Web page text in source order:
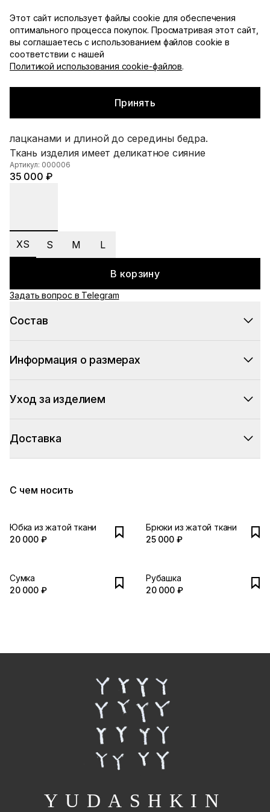
Москве
YDSHKN
Каталог
Приталенный жакет
лацканами и длиной до середины бедра.
Ткань изделия имеет деликатное сияние
Артикул: 000006
35 000 ₽
XS S M L
В корзину
Задать вопрос в Telegram
Состав
Информация о размерах
Уход за изделием
Доставка
С чем носить
Юбка из жатой ткани
20 000 ₽
Брюки из жатой ткани
25 000 ₽
Сумка
20 000 ₽
Рубашка
20 000 ₽
YUDASHKIN
Этот сайт использует файлы cookie для обеспечения
оптимального процесса покупок. Просматривая этот сайт,
вы соглашаетесь с использованием файлов cookie в
соответствии с нашей
Политикой использования cookie-файлов.
Принять